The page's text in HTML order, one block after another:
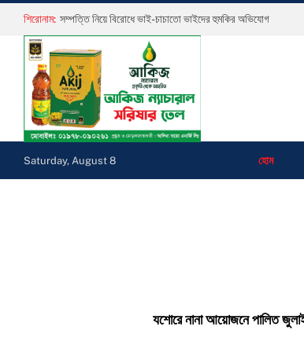
শিরোনাম: সম্পত্তি নিয়ে বিরোধে ভাই-চাচাতো ভাইদের হুমকির অভিযোগ
Saturday, August 8 হোম
যশোরে নানা আয়োজনে পালিত